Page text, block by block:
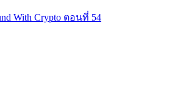
With Crypto ตอนที่ 54